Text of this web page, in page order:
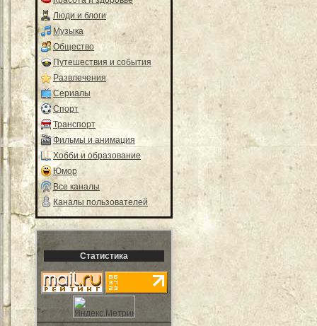
Люди и блоги
Музыка
Общество
Путешествия и события
Развлечения
Сериалы
Спорт
Транспорт
Фильмы и анимация
Хобби и образование
Юмор
Все каналы
Каналы пользователей
Статистика